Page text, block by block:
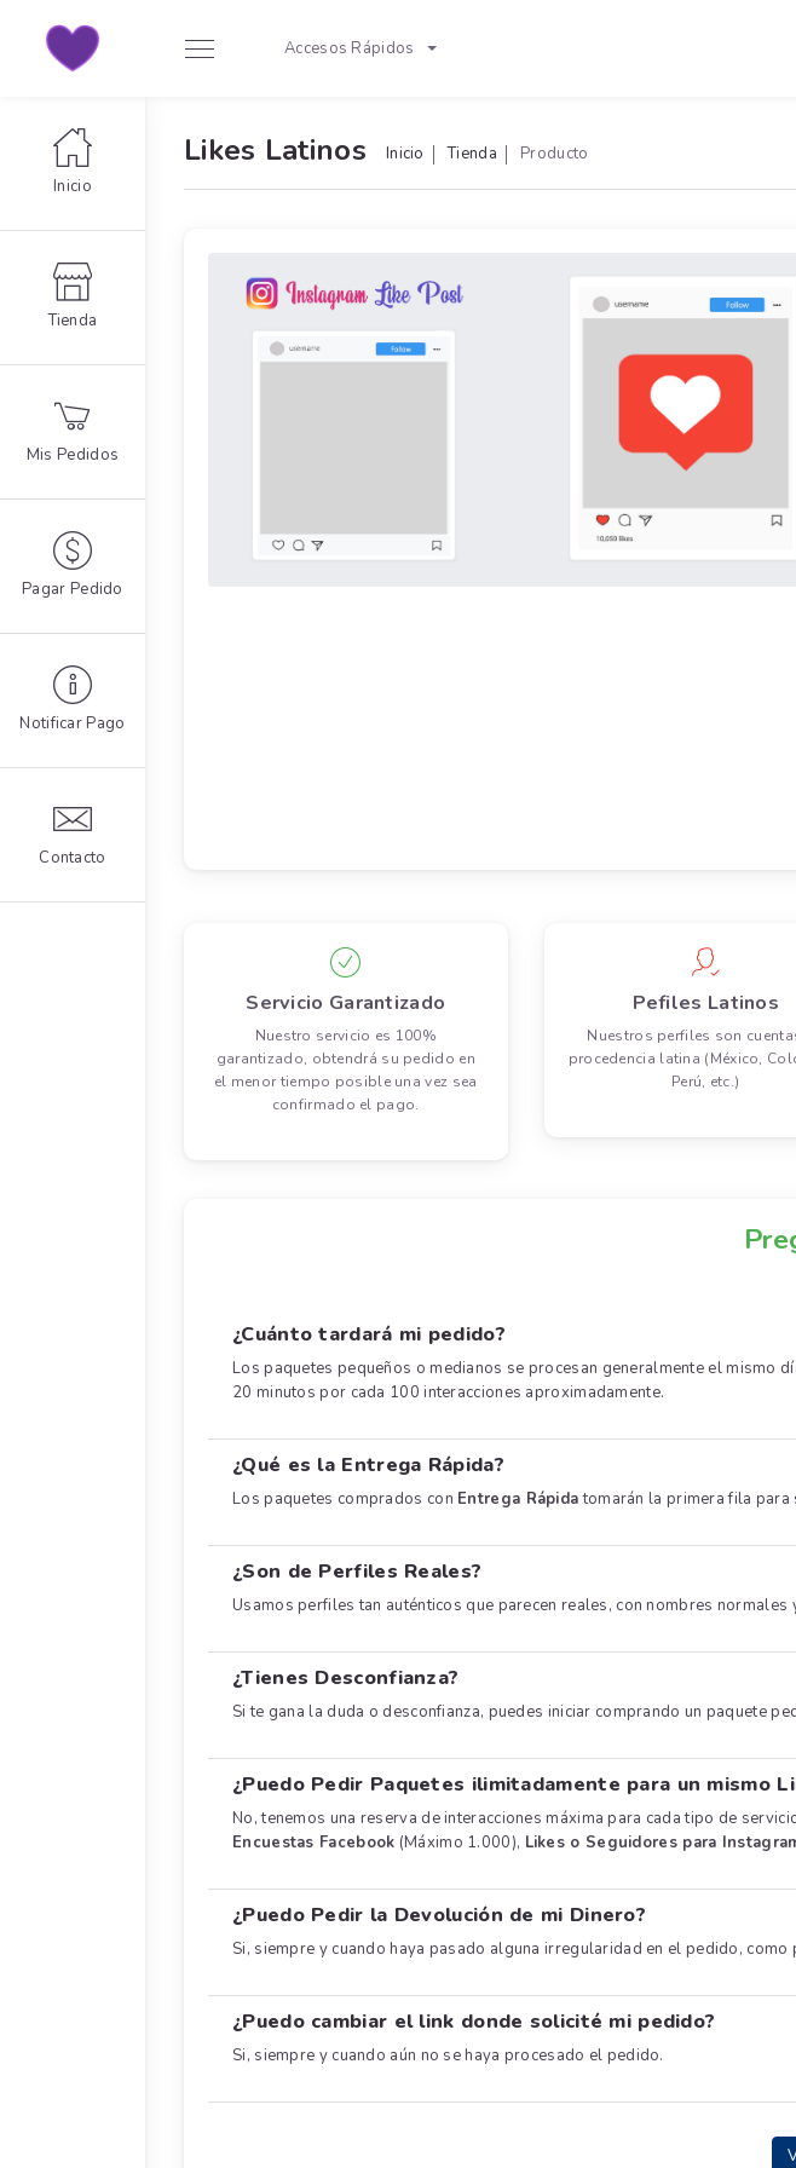
Accesos Rápidos
Inicio
Tienda
Mis Pedidos
Pagar Pedido
Notificar Pago
Contacto
Likes Latinos Inicio Tienda Producto
Servicio Garantizado
Nuestro servicio es 100%
garantizado, obtendrá su pedido en
el menor tiempo posible una vez sea
confirmado el pago.
Pefiles Latinos
Nuestros perfiles son
procedencia latina (México,
Perú, etc.)
¿Cuánto tardará mi pedido?
Los paquetes pequeños o medianos se procesan generalmente el mismo
20 minutos por cada 100 interacciones aproximadamente.
¿Qué es la Entrega Rápida?
Los paquetes comprados con Entrega Rápidatomarán la primera fila para
¿Son de Perfiles Reales?
Usamos perfiles tan auténticos que parecen reales, con nombres
¿Tienes Desconfianza?
Si te gana la duda o desconfianza, puedes iniciar comprando un paquete
¿Puedo Pedir Paquetes ilimitadamente para un mismo
No, tenemos una reserva de interacciones máxima para cada tipo de
Encuestas Facebook (Máximo 1.000), Likes o Seguidores para
¿Puedo Pedir la Devolución de mi Dinero?
Si, siempre y cuando haya pasado alguna irregularidad en el pedido,
¿Puedo cambiar el link donde solicité mi pedido?
Si, siempre y cuando aún no se haya procesado el pedido.